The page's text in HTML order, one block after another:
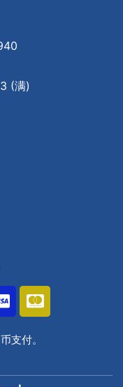
(满)
支付。